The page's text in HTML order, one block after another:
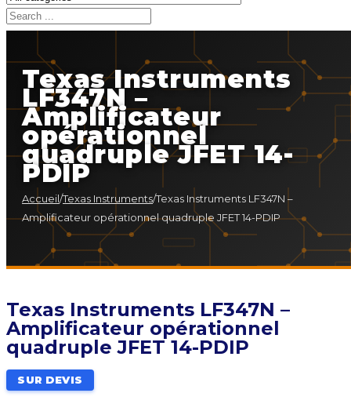
Texas Instruments
LF347N –
Amplificateur
opérationnel
quadruple JFET 14-
PDIP
Accueil/Texas Instruments/Texas Instruments LF347N –
Amplificateur opérationnel quadruple JFET 14-PDIP
Texas Instruments LF347N –
Amplificateur opérationnel
quadruple JFET 14-PDIP
SUR DEVIS